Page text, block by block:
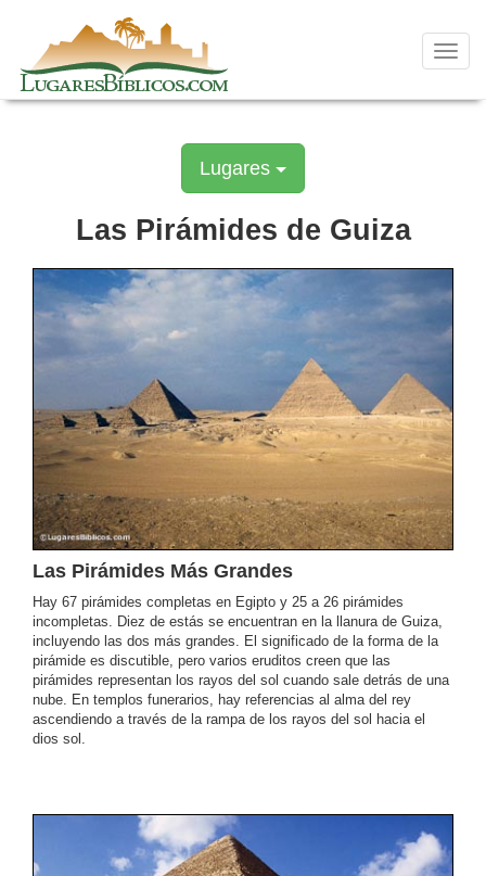
content
Lugares
Las Pirámides de Guiza
Las Pirámides Más Grandes
Hay 67 pirámides completas en Egipto y 25 a 26 pirámides
incompletas. Diez de estás se encuentran en la llanura de Guiza,
incluyendo las dos más grandes. El significado de la forma de la
pirámide es discutible, pero varios eruditos creen que las
pirámides representan los rayos del sol cuando sale detrás de una
nube. En templos funerarios, hay referencias al alma del rey
ascendiendo a través de la rampa de los rayos del sol hacia el
dios sol.